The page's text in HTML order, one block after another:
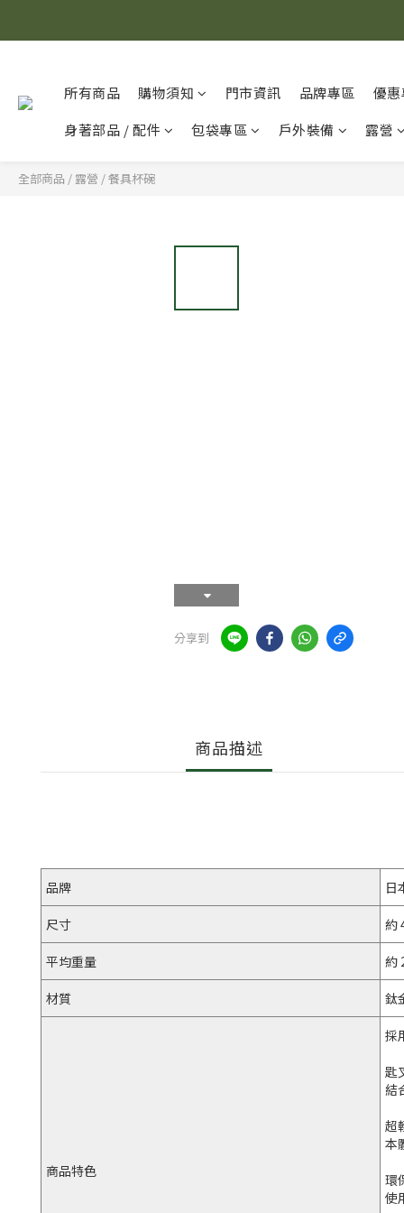
所有商品 購物須知 門市資訊 品牌專區 優惠
身著部品 / 配件
包袋專區 戶外裝備 露營
全部商品 / 露營 /餐具杯碗
分享到
商品描述
品牌 日
尺寸 約
平均重量 約
材質 鈦
商品特色
採
匙
結
超
本
環
使